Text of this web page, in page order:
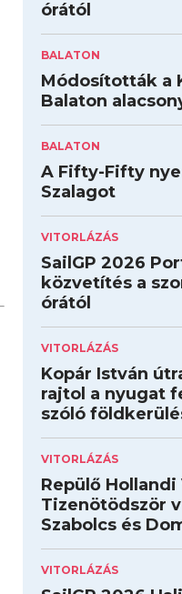
órától
BALATON
Módosították a
Balaton
BALATON
A Fifty-Fifty
Szalagot
VITORLÁZÁS
SailGP 2026
közvetítés a
órától
VITORLÁZÁS
Kopár István
rajtol a nyugat
szóló
VITORLÁZÁS
Repülő Hollandi
Tizenötödször
Szabolcs és
VITORLÁZÁS